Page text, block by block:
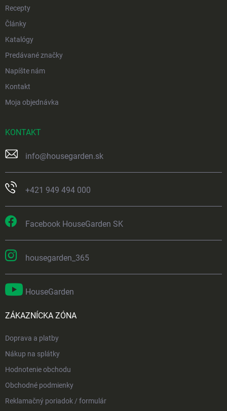
Recepty
Články
Katalógy
Predávané značky
Napíšte nám
Kontakt
Moja objednávka
KONTAKT
info@housegarden.sk
+421 949 494 000
Facebook HouseGarden SK
housegarden_365
HouseGarden
ZÁKAZNÍCKA ZÓNA
Doprava a platby
Nákup na splátky
Hodnotenie obchodu
Obchodné podmienky
Reklamačný poriadok / formulár